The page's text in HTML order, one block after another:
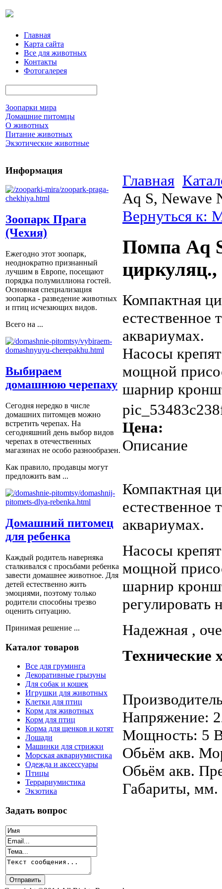
Главная
Карта сайта
Все для животных
Контакты
Фотогалерея
Зоопарки мира
Домашние питомцы
О животных
Питание животных
Экзотические животные
Информация
Зоопарк Прага
(Чехия)
Ежегодно этот зоопарк,
неоднократно признанный
лучшим в Европе, посещают
порядка полумиллиона гостей.
Основная специализация
зоопарка - разведение животных
и птиц исчезающих видов.
Всего на ...
Выбираем
домашнюю черепаху
Сегодня нередко в числе
домашних питомцев можно
встретить черепах. На
сегодняшний день выбор видов
черепах в отечественных
магазинах не особо разнообразен.
Как правило, продавцы могут
предложить вам ...
Домашний питомец
для ребенка
Каждый родитель наверняка
сталкивался с просьбами ребенка
завести домашнее животное. Для
детей естественно жить
эмоциями, поэтому только
родители способны трезво
оценить ситуацию.
Принимая решение ...
Каталог товаров
Все для груминга
Декоративные грызуны
Для собак и кошек
Игрушки для животных
Клетки для птиц
Корм для животных
Корм для птиц
Корма для щенков и котят
Лошади
Машинки для стрижки
Морская аквариумистика
Одежда и аксессуары
Птицы
Террариумистика
Экзотика
Задать вопрос
Главная
Aq S, Newave
Вернуться к:
Помпа Aq
циркуляц.,
Компактная
естественное
аквариумах.
Насосы
мощной
шарнир
Цена:
Описание
Компактная
естественное
аквариумах.
Насосы
мощной
шарнир
регулировать
Надежная ,
Технические
Напряжение:
Мощность: 5
Обьём акв.
Обьём акв.
Габариты,